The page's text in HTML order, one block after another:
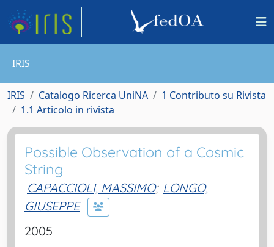
IRIS
IRIS Catalogo Ricerca UniNA
1 Contributo su Rivista
1.1 Articolo in rivista
Possible Observation of a Cosmic
String
CAPACCIOLI, MASSIMO; LONGO,
GIUSEPPE
2005